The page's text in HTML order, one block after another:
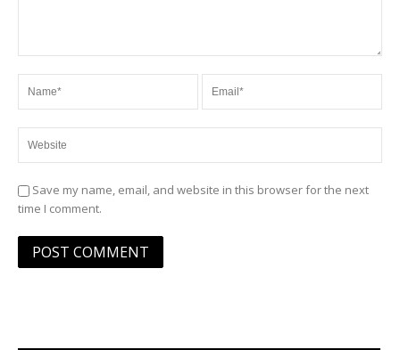
Save my name, email, and website in this browser for the next
time I comment.